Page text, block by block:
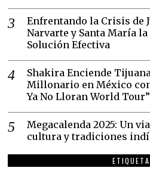
Enfrentando la Crisis de
Narvarte y Santa María
Solución Efectiva
Shakira Enciende
Millonario en México
Ya No Lloran World Tour”
Megacalenda 2025: Un
cultura y tradiciones